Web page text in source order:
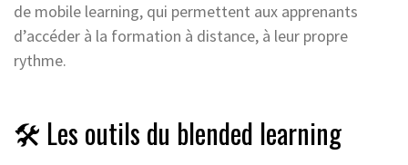
de mobile learning, qui permettent aux apprenants
d’accéder à la formation à distance, à leur propre
rythme.
🛠️ Les outils du blended learning